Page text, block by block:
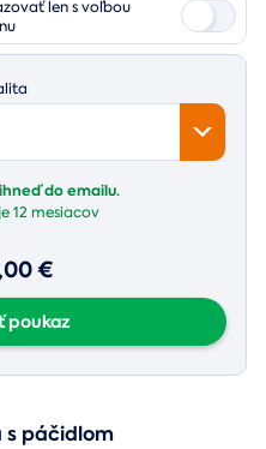
len s voľbou
do emailu.
12 mesiacov
€
poukaz
s páčidlom